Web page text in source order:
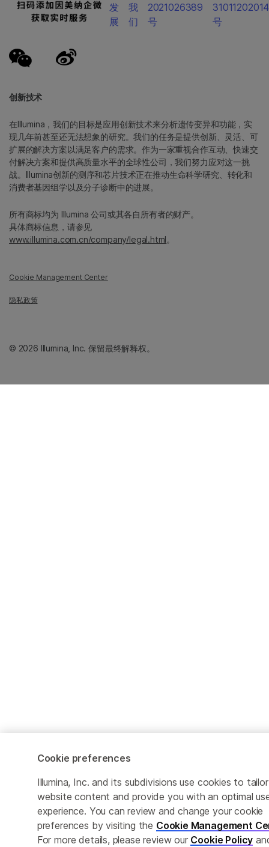
创新技术
在Illumina，我们的目标是应用创新技术来分析遗传变异和功能，实
现几年前甚至还无法想象的研究。我们的任务是提供创新、灵活、可
扩展的解决方案以满足客户的需求。作为一家重视合作互动、快速交
付解决方案和提供高质量水平的全球性公司，我们努力应对这一挑
战。Illumina创新的测序和芯片技术正在推动生命科学研究、转化和
消费者基因组学以及分子诊断中的进展。
所有商标均为 Illumina 公司或其各自所有者的财产。
具体商标信息，请参见
www.illumina.com.cn/company/legal.html。
Cookie Management Center
隐私政策
发
展
我
们
2021026389
号
号
© 2026 Illumina, Inc. 保留最终解释权。
Cookie preferences
Illumina, Inc. and its subdivisions use cookies to tailor
website content and provide you with an optimal
experience. You can review and change your cookie
preferences by visiting the Cookie Management
For more details, please review our Cookie Policy